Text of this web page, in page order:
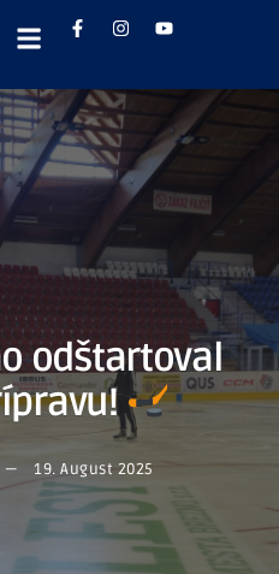
odštartoval
19. August 2025